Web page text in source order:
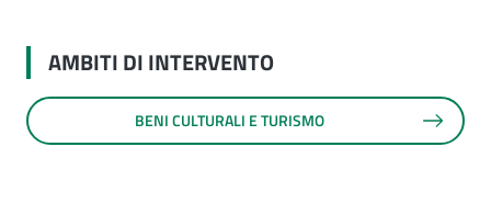
AMBITI DI INTERVENTO
BENI CULTURALI E TURISMO